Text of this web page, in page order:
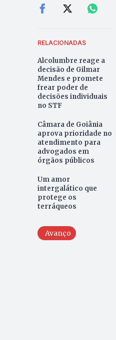
RELACIONADAS
Alcolumbre reage a
decisão de Gilmar
Mendes e promete
frear poder de
decisões individuais
no STF
Câmara de Goiânia
aprova prioridade no
atendimento para
advogados em
órgãos públicos
Um amor
intergalático que
protege os
terráqueos
Avanço